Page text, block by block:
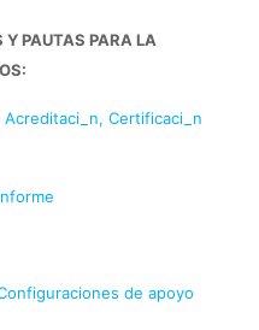
Y PAUTAS PARA LA
Acreditaci_n, Certificaci_n
de apoyo